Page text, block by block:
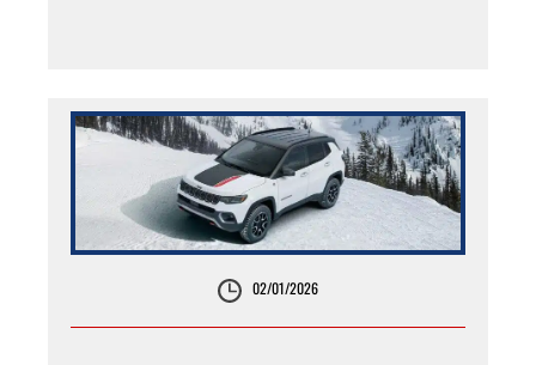
02/01/2026